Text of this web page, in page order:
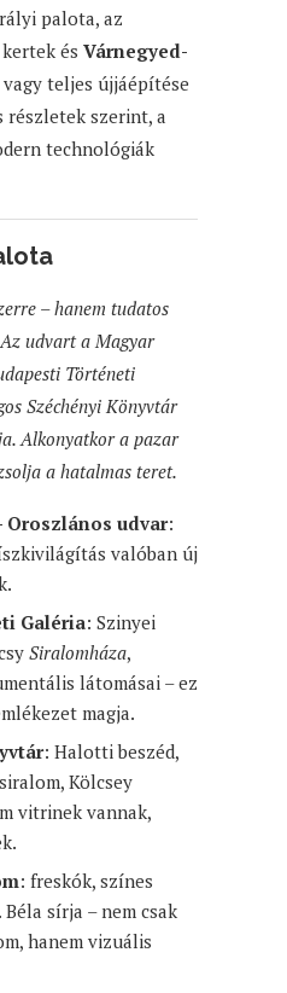
palota, az
és Várnegyed-
teljes újjáépítése
részletek szerint, a
technológiák
– hanem tudatos
udvart a Magyar
Történeti
Széchényi Könyvtár
Alkonyatkor a pazar
a hatalmas teret.
Oroszlános udvar:
valóban új
Galéria: Szinyei
Siralomháza,
látomásai – ez
magja.
: Halotti beszéd,
Kölcsey
vitrinek vannak,
: freskók, színes
sírja – nem csak
hanem vizuális